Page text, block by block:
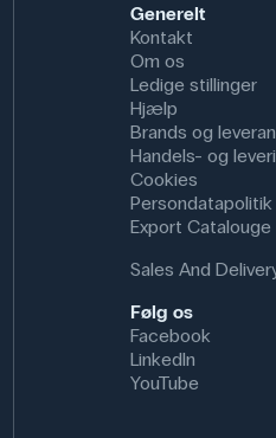
Generelt
Kontakt
Om os
Ledige stillinger
Hjælp
Brands og
Handels- og
Cookies
Persondatapolitik
Export Catalouge
Sales And
Følg os
Facebook
LinkedIn
YouTube